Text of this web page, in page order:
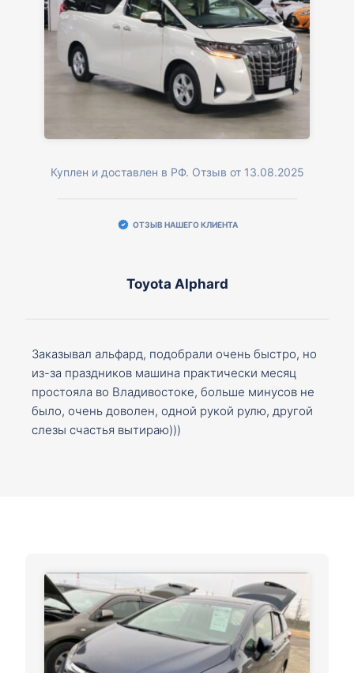
Куплен и доставлен в РФ. Отзыв от 13.08.2025
ОТЗЫВ НАШЕГО КЛИЕНТА
Toyota Alphard
Заказывал альфард, подобрали очень быстро, но
из-за праздников машина практически месяц
простояла во Владивостоке, больше минусов не
было, очень доволен, одной рукой рулю, другой
слезы счастья вытираю)))